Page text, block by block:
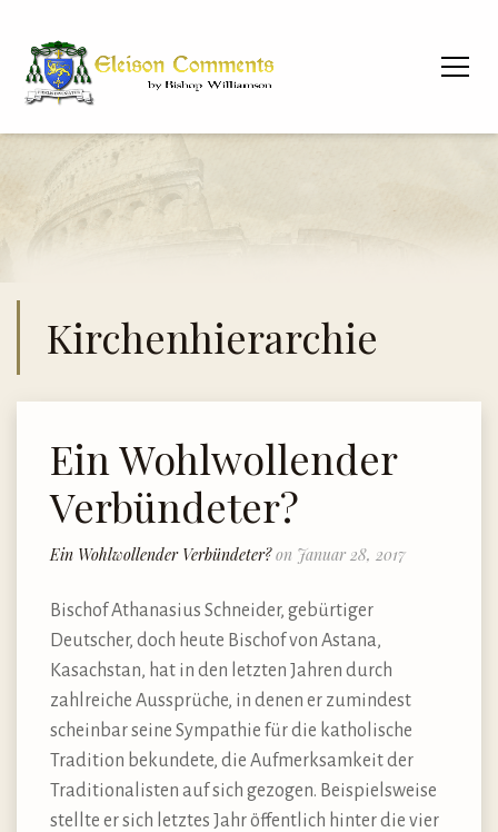
Kirchenhierarchie
Ein Wohlwollender
Verbündeter?
Ein Wohlwollender Verbündeter?on Januar 28, 2017
Bischof Athanasius Schneider, gebürtiger
Deutscher, doch heute Bischof von Astana,
Kasachstan, hat in den letzten Jahren durch
zahlreiche Aussprüche, in denen er zumindest
scheinbar seine Sympathie für die katholische
Tradition bekundete, die Aufmerksamkeit der
Traditionalisten auf sich gezogen. Beispielsweise
stellte er sich letztes Jahr öffentlich hinter die vier